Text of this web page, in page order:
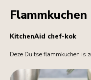
Flammkuchen
KitchenAid chef-kok
Deze Duitse flammkuchen is